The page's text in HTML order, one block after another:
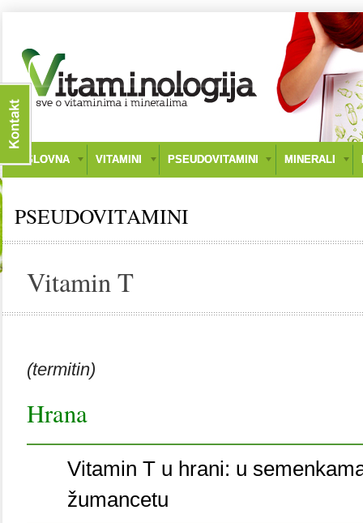
NASLOVNA VITAMINI PSEUDOVITAMINI MINERALI
PSEUDOVITAMINI
Vitamin T
(termitin)
Hrana
Vitamin T u hrani: u
žumancetu